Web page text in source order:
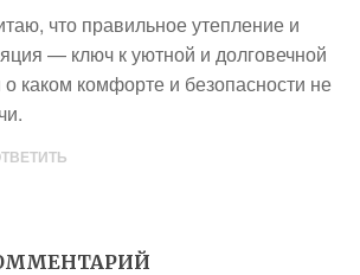
что правильное утепление и
— ключ к уютной и долговечной
каком комфорте и безопасности не